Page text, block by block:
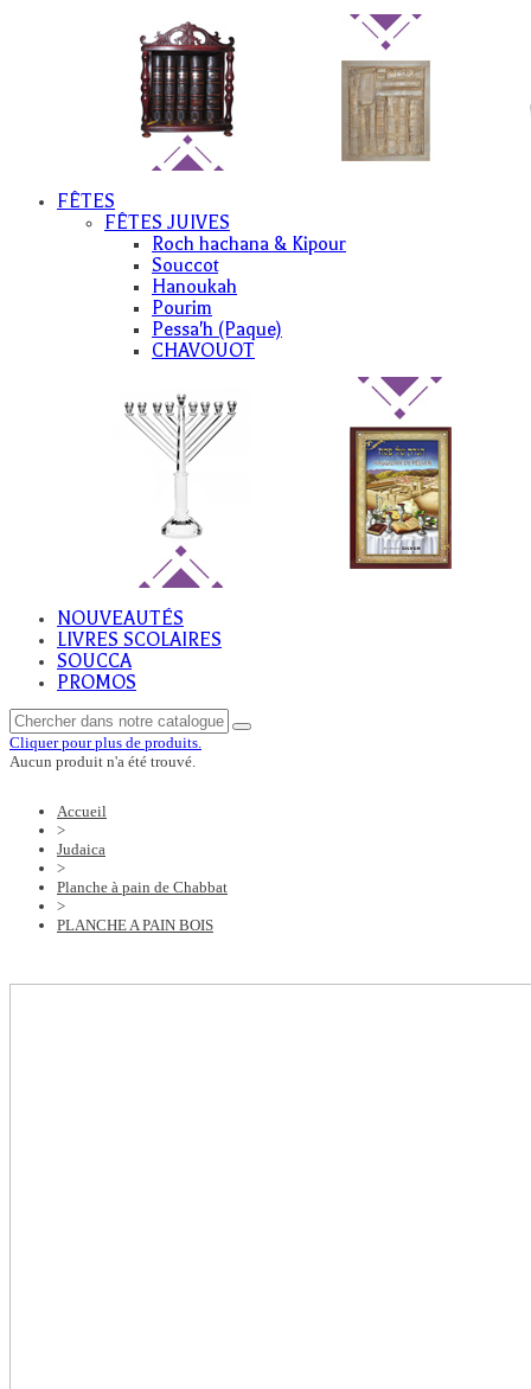
FÊTES
FÊTES JUIVES
Roch hachana & Kipour
Souccot
Hanoukah
Pourim
Pessa'h (Paque)
CHAVOUOT
NOUVEAUTÉS
LIVRES SCOLAIRES
SOUCCA
PROMOS
Cliquer pour plus de produits.
Aucun produit n'a été trouvé.
Accueil
>
Judaica
>
Planche à pain de Chabbat
>
PLANCHE A PAIN BOIS